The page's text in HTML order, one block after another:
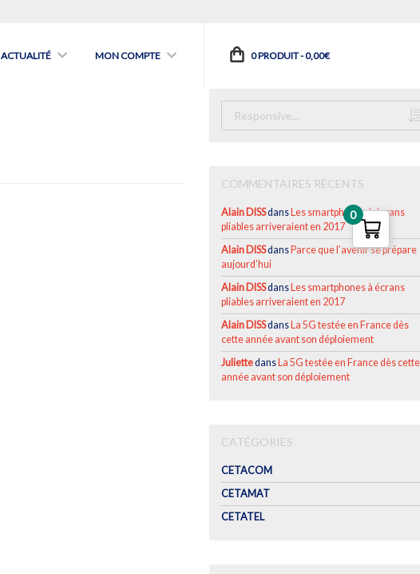
ACTUALITÉ MON COMPTE 0 PRODUIT -0,00€
COMMENTAIRES RÉCENTS
Alain DISSdans Les smartphones à écrans
pliables arriveraient en 2017
Alain DISSdans Parce que l’avenir se prépare
aujourd’hui
Alain DISSdans Les smartphones à écrans
pliables arriveraient en 2017
Alain DISSdans La 5G testée en France dès
cette année avant son déploiement
Juliettedans La 5G testée en France dès cette
année avant son déploiement
CATÉGORIES
CETACOM
CETAMAT
CETATEL
0